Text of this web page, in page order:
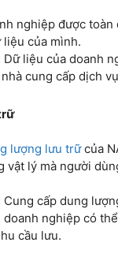
nghiệp được
liệu của mình.
Dữ liệu của doanh
cung cấp dịch
lượng lưu trữcủa
vật lý mà người
Cung cấp dung
doanh nghiệp có
cầu lưu.